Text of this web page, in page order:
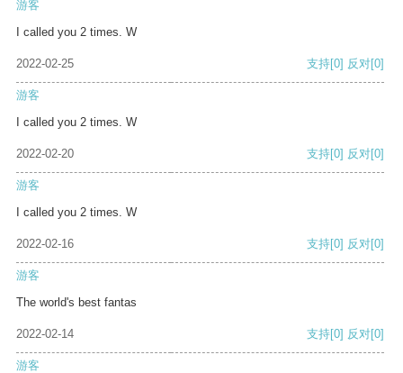
游客
I called you 2 times. W
2022-02-25 支持[0] 反对[0]
游客
I called you 2 times. W
2022-02-20 支持[0] 反对[0]
游客
I called you 2 times. W
2022-02-16 支持[0] 反对[0]
游客
The world's best fantas
2022-02-14 支持[0] 反对[0]
游客